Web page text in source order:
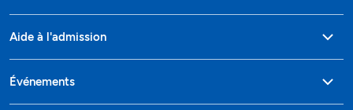
Aide à l'admission
Événements